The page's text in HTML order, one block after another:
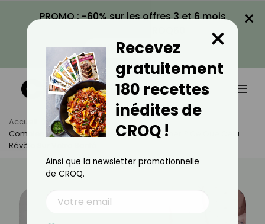
PROMO : -60% sur les offres 3 et 6 mois
VOIR LA PROMO
×
Accueil Actus
Santé
Combien De Temps Mettez-Vous Pour Uriner ? Ce Que Cela
Révèle Sur Votre Santé
Recevez
gratuitement
180 recettes
inédites de
CROQ !
×
Ainsi que la newsletter promotionnelle
de CROQ.